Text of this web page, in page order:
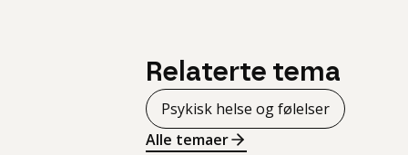
Relaterte tema
Psykisk helse og følelser
Alle temaer